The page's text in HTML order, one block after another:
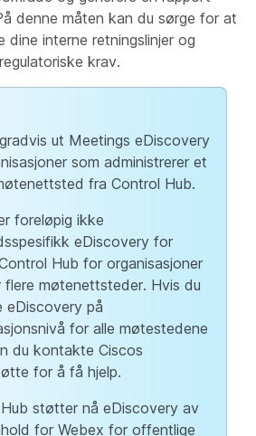
denne måten kan du sørge for at
interne retningslinjer og
krav.
ut Meetings eDiscovery
som administrerer et
fra Control Hub.
foreløpig ikke
eDiscovery for
Hub for organisasjoner
flere møtenettsteder. Hvis du
eDiscovery på
for alle møtestedene
du kontakte Ciscos
for å få hjelp.
støtter nå eDiscovery av
for Webex for offentlige